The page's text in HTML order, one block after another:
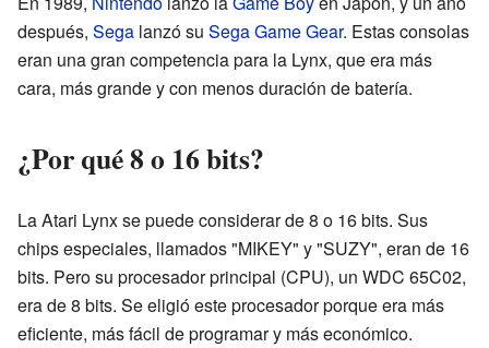
después, Sega lanzó su Sega Game Gear. Estas consolas
eran una gran competencia para la Lynx, que era más
cara, más grande y con menos duración de batería.
¿Por qué 8 o 16 bits?
La Atari Lynx se puede considerar de 8 o 16 bits. Sus
chips especiales, llamados "MIKEY" y "SUZY", eran de 16
bits. Pero su procesador principal (CPU), un WDC 65C02,
era de 8 bits. Se eligió este procesador porque era más
eficiente, más fácil de programar y más económico.